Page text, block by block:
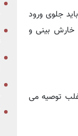
جلوی ورود
خارش بینی و
توصیه می